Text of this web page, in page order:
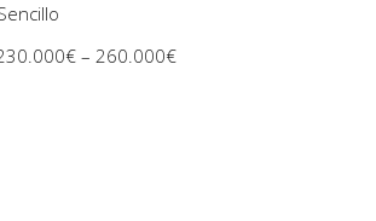
– 260.000€